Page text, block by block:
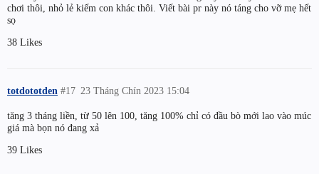
chơi thôi, nhỏ lẻ kiếm con khác thôi. Viết bài pr này nó táng cho vỡ mẹ hết
sọ
38 Likes
totdototden 23 Tháng Chín 2023 15:04
#17
tăng 3 tháng liền, từ 50 lên 100, tăng 100% chỉ có đầu bò mới lao vào múc
giá mà bọn nó đang xả
39 Likes